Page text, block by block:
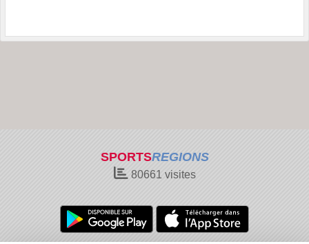
SPORTSREGIONS
80661 visites